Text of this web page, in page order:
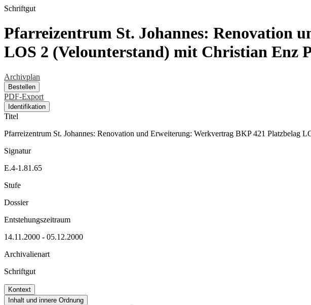
Schriftgut
Pfarreizentrum St. Johannes: Renovation
LOS 2 (Velounterstand) mit Christian Enz
Archivplan
Bestellen
PDF-Export
Identifikation
Titel
Pfarreizentrum St. Johannes: Renovation und Erweiterung: Werkvertrag BKP 421 Platzbelag
Signatur
E.4-1.81.65
Stufe
Dossier
Entstehungszeitraum
14.11.2000 - 05.12.2000
Archivalienart
Schriftgut
Kontext
Inhalt und innere Ordnung